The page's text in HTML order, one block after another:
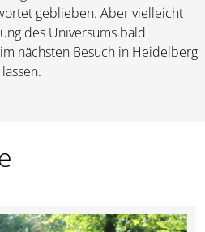
geblieben. Aber viel­leicht
des Universums bald
nächsten Besuch in Heidelberg